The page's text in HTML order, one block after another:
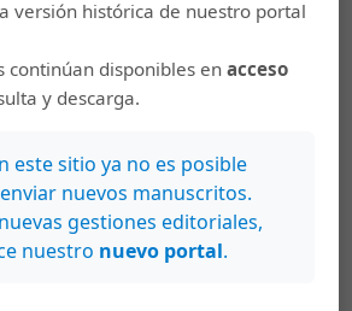
Asfáltica. Manual Series No.22
de Suelos Fundamentales
Control de Calidad en Obras de
Técnica de Carreteras, SEOPAN y
de la Carretera. España, 1989.
versión histórica de nuestro portal
continúan disponibles enacceso
y descarga.
este sitio ya no es posible
nuevos manuscritos.
gestiones editoriales,
nuestro nuevo portal.